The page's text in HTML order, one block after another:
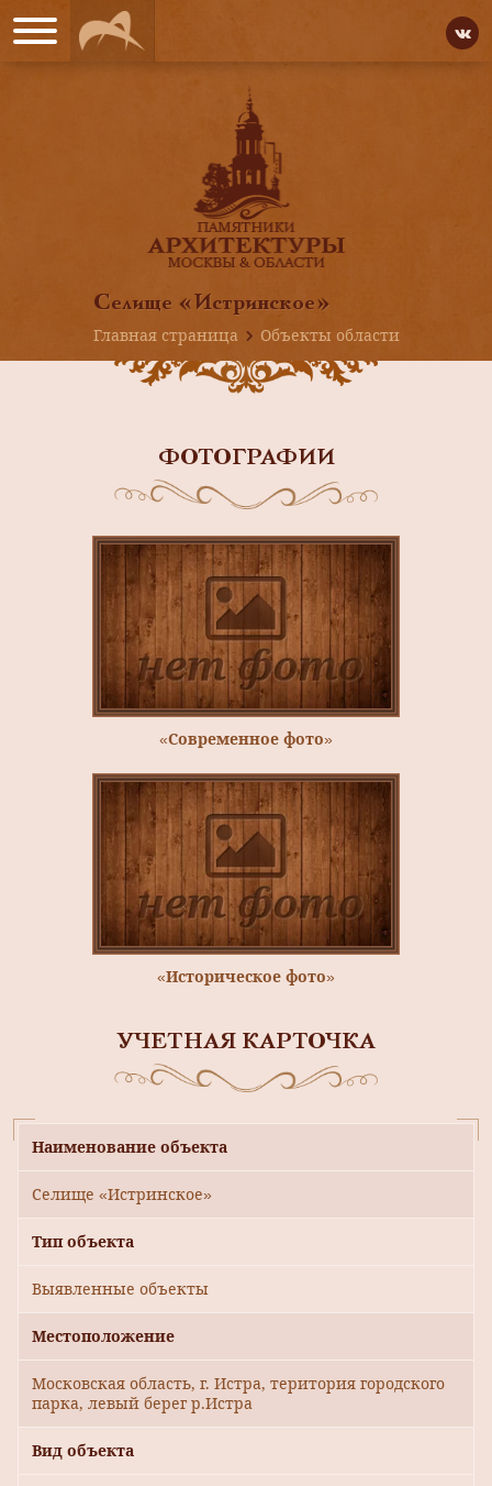
Селище «Истринское»
Главная страница
Объекты области
ФОТОГРАФИИ
«Современное фото»
«Историческое фото»
УЧЕТНАЯ КАРТОЧКА
Наименование объекта
Селище «Истринское»
Тип объекта
Выявленные объекты
Местоположение
Московская область, г. Истра, територия городского
парка, левый берег р.Истра
Вид объекта